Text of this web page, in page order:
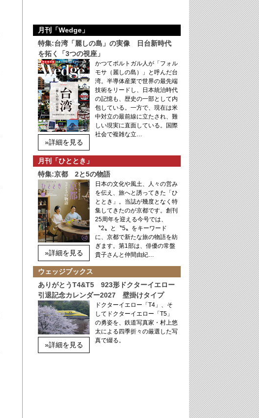
月刊「Wedge」
特集:台湾「麗しの島」の実像 日台新時代
を拓く「3つの視座」
»詳細を見る
かつてポルトガル人が「フォル
モサ（麗しの島）」と呼んだ台
湾。半導体産業で世界の最先端
技術をリードし、日本統治時代
の記憶も、歴史の一部として内
包している。一方で、現在は米
中対立の最前線に立たされ、難
しい現実に直面している。国際
社会で複雑な立…
月刊「ひととき」
特集:京都 2と5の物語
»詳細を見る
日本の文化や風土、人々の営み
を伝え、旅へと誘ってきた「ひ
ととき」。当誌が幾度となく特
集してきたのが京都です。創刊
25周年を迎える今号では、
〝2〟と〝5〟をキーワード
に、京都で新たな旅の物語を紡
ぎます。第1部は、俳優の常盤
貴子さんと仲間由紀…
ウェッジブックス
ありがとうT4&T5 923形ドクターイエロー
引退記念カレンダー2027 壁掛けタイプ
»詳細を見る
ドクターイエロー「T4」、そ
してドクターイエロー「T5」
の勇姿を、鉄道写真家・村上悠
太による四季折々の厳選した写
真で綴る。